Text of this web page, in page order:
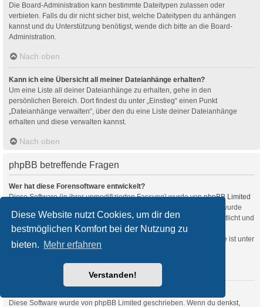
Diese Website nutzt Cookies, um dir den
bestmöglichen Komfort bei der Nutzung zu
bieten. Mehr erfahren
Verstanden!
Die Board-Administration kann bestimmte Dateitypen zulassen oder
verbieten. Falls du dir nicht sicher bist, welche Dateitypen du anhängen
kannst und du Unterstützung benötigst, wende dich bitte an die Board-
Administration.
Nach oben
Kann ich eine Übersicht all meiner Dateianhänge erhalten?
Um eine Liste all deiner Dateianhänge zu erhalten, gehe in den
persönlichen Bereich. Dort findest du unter „Einstieg“ einen Punkt
„Dateianhänge verwalten“, über den du eine Liste deiner Dateianhänge
erhalten und diese verwalten kannst.
Nach oben
phpBB betreffende Fragen
Wer hat diese Forensoftware entwickelt?
Diese Software (in ihrer unmodifizierten Fassung) wurde vonphpBB Limited
entwickelt und veröffentlicht. Sie ist urheberrechtlich geschützt. Sie wurde
unter der GNU General Public License, Version 2 (GPL-2.0) veröffentlicht und
kann frei vertrieben werden. Weitere Details findest du
auf der Seite von phpBB Limited
. Eine deutschsprachige Anlaufstelle ist unter
phpBB.de zu finden.
Diese Software wurde von phpBB Limited geschrieben. Wenn du denkst,